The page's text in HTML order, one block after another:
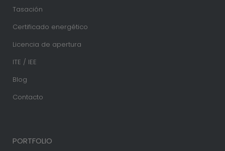
Tasación
Certificado energético
Licencia de apertura
ITE / IEE
Blog
Contacto
PORTFOLIO